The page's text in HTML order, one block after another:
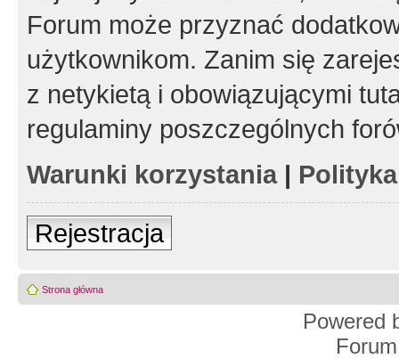
Forum może przyznać
użytkownikom. Zanim się
z netykietą i obowiązującymi
regulaminy poszczególnych
Warunki korzystania|
Rejestracja
Strona główna
Powered